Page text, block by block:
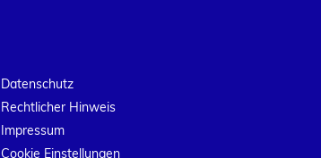
Datenschutz
Rechtlicher Hinweis
Impressum
Cookie Einstellungen